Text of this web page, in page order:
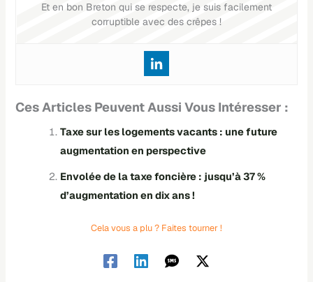
Et en bon Breton qui se respecte, je suis facilement
corruptible avec des crêpes !
Ces Articles Peuvent Aussi Vous Intéresser :
Taxe sur les logements vacants : une future
augmentation en perspective
Envolée de la taxe foncière : jusqu’à 37 %
d’augmentation en dix ans !
Cela vous a plu ? Faites tourner !